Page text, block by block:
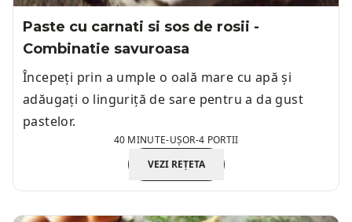
Paste cu carnati si sos de rosii -
Combinatie savuroasa
Începeți prin a umple o oală mare cu apă și
adăugați o linguriță de sare pentru a da gust
pastelor.
40 MINUTE-UȘOR-4 PORTII
VEZI REȚETA